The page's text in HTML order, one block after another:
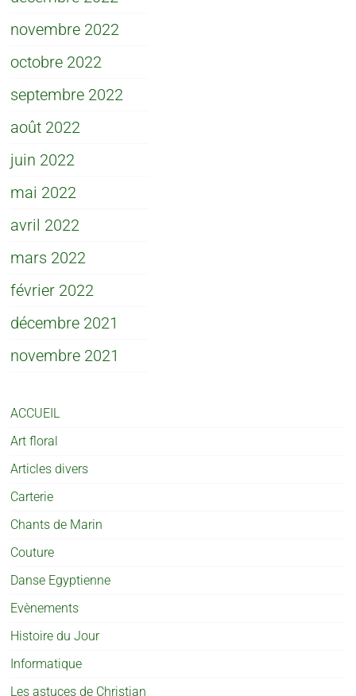
novembre 2022
octobre 2022
septembre 2022
août 2022
juin 2022
mai 2022
avril 2022
mars 2022
février 2022
décembre 2021
novembre 2021
ACCUEIL
Art floral
Articles divers
Carterie
Chants de Marin
Couture
Danse Egyptienne
Evènements
Histoire du Jour
Informatique
Les astuces de Christian